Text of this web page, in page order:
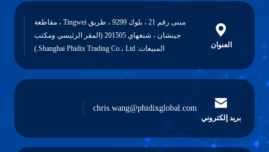
العنوان
مبنى رقم 21 ، بلوك 9299 ، طريق Tingwei ، مقاطعة
جينشان ، شنغهاي 201505 (المقر الرئيسي ومكتب
المبيعات: Shanghai Phidix Trading Co.، Ltd.)
بريد إلكتروني
chris.wang@phidixglobal.com